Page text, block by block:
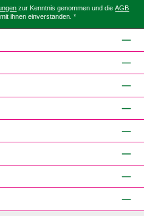
zur Kenntnis genommen und dieAGB
ihnen einverstanden. *